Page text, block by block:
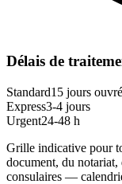
Délais de
Standard15 jours
Express3-4 jours
Urgent24-48 h
Grille indicative pour
document, du notariat,
consulaires —